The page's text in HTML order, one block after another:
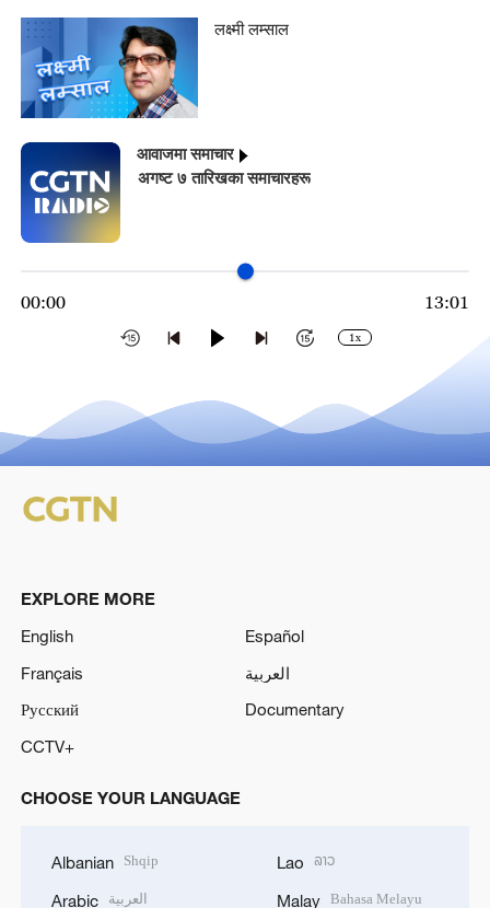
लक्ष्मी लम्साल
आवाजमा समाचार
अगष्ट ७ तारिखका समाचारहरू
00:00 13:01
1x
EXPLORE MORE
English
Español
Français
العربية
Русский
Documentary
CCTV+
CHOOSE YOUR LANGUAGE
Albanian Shqip
Arabic العربية
Lao ລາວ
Malay Bahasa Melayu